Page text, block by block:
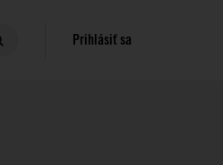
Prihlásiť sa